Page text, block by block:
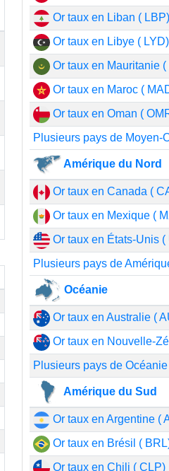
Or taux en Liban ( LBP)
Or taux en Libye ( LYD)
Or taux en Mauritanie (
Or taux en Maroc (
Or taux en Oman (
Plusieurs pays de Moyen-
Amérique du Nord
Or taux en Canada (
Or taux en Mexique (
Or taux en États-Unis (
Plusieurs pays de
Océanie
Or taux en Australie (
Or taux en Nouvelle-
Plusieurs pays de Océanie
Amérique du Sud
Or taux en Argentine (
Or taux en Brésil (
Or taux en Chili ( CLP)